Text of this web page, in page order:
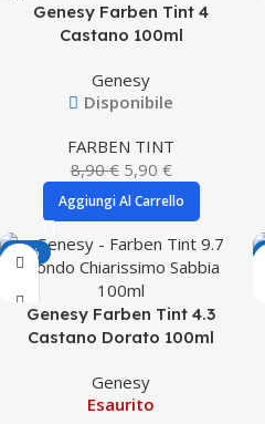
Genesy Farben Tint 4
Castano 100ml
Genesy
Disponibile
FARBEN TINT
8,90€ 5,90 €
Aggiungi Al Carrello
-34%
Genesy Farben Tint 4.3
Castano Dorato 100ml
Genesy
Esaurito